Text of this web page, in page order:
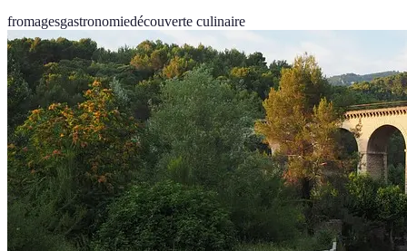
fromagesgastronomiedécouverte culinaire